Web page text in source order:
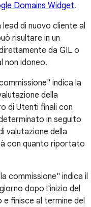
Domains Widget.
di nuovo cliente al
risultare in un
da GIL o
non idoneo.
indica la
della
di Utenti finali con
in seguito
valutazione della
con quanto riportato
commissione" indica il
dopo l'inizio del
e finisce al termine del